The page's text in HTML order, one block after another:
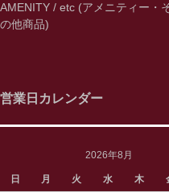
AMENITY / etc (アメニティー・
の他商品)
営業日カレンダー
2026年8月
日 月 火 水 木